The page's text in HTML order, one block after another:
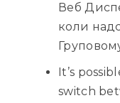
Веб
коли
It’s
switch